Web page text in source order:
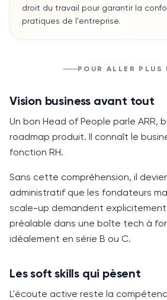
droit du travail pour garantir la
pratiques de l'entreprise.
POUR ALLER PLUS
Vision business avant tout
Un bon Head of People parle ARR,
roadmap produit. Il connaît le
fonction RH.
Sans cette compréhension, il
administratif que les fondateurs
scale-up demandent
préalable dans une boîte tech à
idéalement en série B ou C.
Les soft skills qui pèsent
L'écoute active reste la